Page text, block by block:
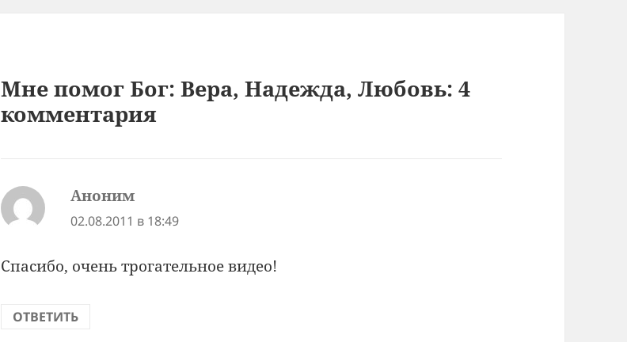
Мне помог Бог: Вера, Надежда, Любовь: 4
комментария
Аноним
02.08.2011 в 18:49
Спасибо, очень трогательное видео!
ОТВЕТИТЬ